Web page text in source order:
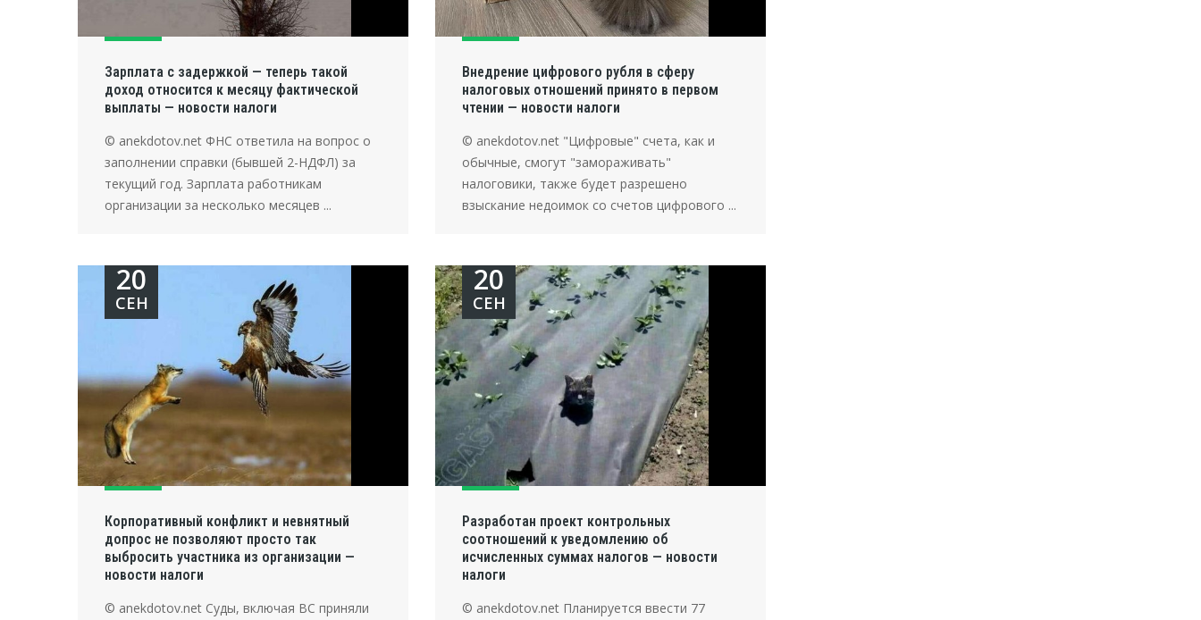
Зарплата с задержкой — теперь такой
доход относится к месяцу фактической
выплаты — новости налоги
© anekdotov.net ФНС ответила на вопрос о
заполнении справки (бывшей 2-НДФЛ) за
текущий год. Зарплата работникам
организации за несколько месяцев ...
Внедрение цифрового рубля в сферу
налоговых отношений принято в первом
чтении — новости налоги
© anekdotov.net "Цифровые" счета, как и
обычные, смогут "замораживать"
налоговики, также будет разрешено
взыскание недоимок со счетов цифрового ...
Корпоративный конфликт и невнятный
допрос не позволяют просто так
выбросить участника из организации —
новости налоги
20
СЕН
© anekdotov.net Суды, включая ВС приняли
Разработан проект контрольных
соотношений к уведомлению об
исчисленных суммах налогов — новости
налоги
20
СЕН
© anekdotov.net Планируется ввести 77